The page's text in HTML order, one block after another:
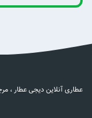
عطاری آنلاین دیجی عطار ،